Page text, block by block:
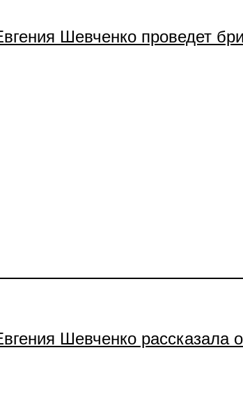
Шевченко проведет
Шевченко рассказала